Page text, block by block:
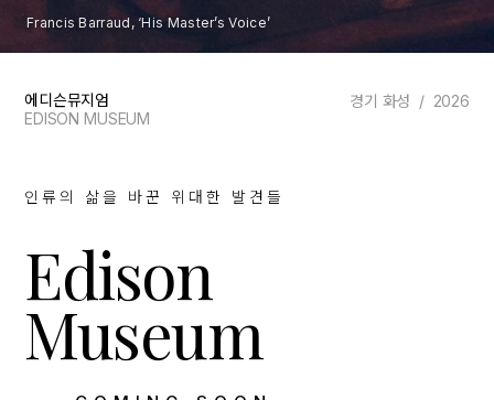
Francis Barraud, ‘His Master’s Voice’
에디슨뮤지엄
EDISON MUSEUM
경기 화성 / 2026
인류의 삶을 바꾼 위대한 발견들
Edison
Museum